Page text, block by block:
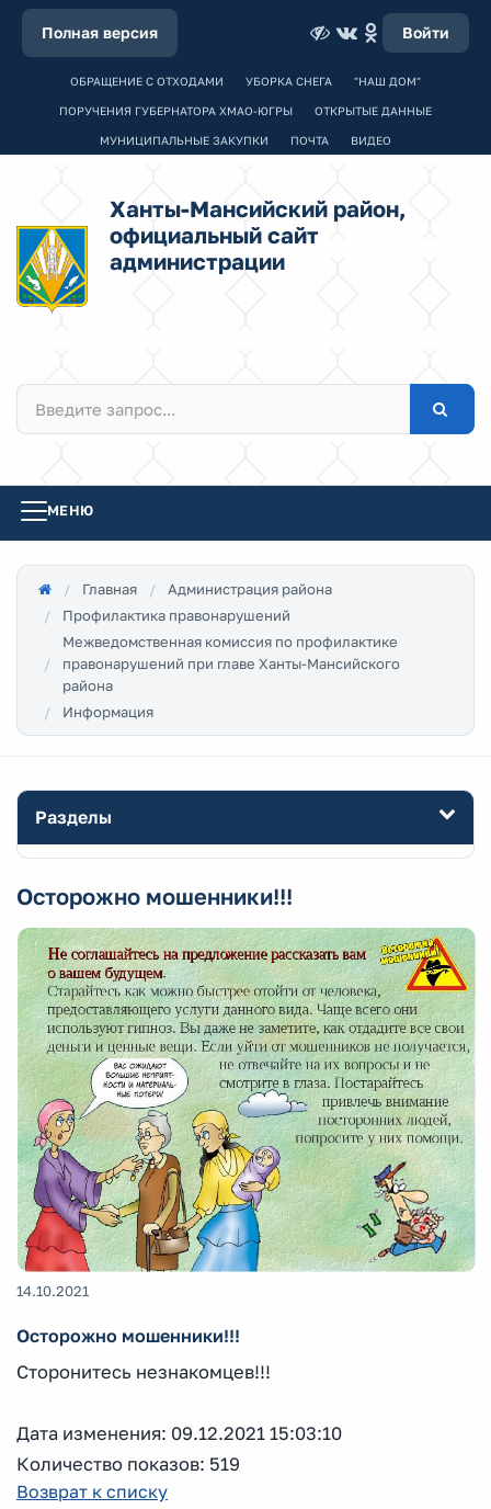
Полная версия Войти
ОБРАЩЕНИЕ С ОТХОДАМИ УБОРКА СНЕГА "НАШ ДОМ"
ПОРУЧЕНИЯ ГУБЕРНАТОРА ХМАО-ЮГРЫ ОТКРЫТЫЕ ДАННЫЕ
МУНИЦИПАЛЬНЫЕ ЗАКУПКИ ПОЧТА ВИДЕО
Ханты-Мансийский район,
официальный сайт
администрации
МЕНЮ
Главная
Администрация района
Профилактика правонарушений
Межведомственная комиссия по профилактике
правонарушений при главе Ханты-Мансийского
района
Информация
Разделы
Осторожно мошенники!!!
14.10.2021
Осторожно мошенники!!!
Сторонитесь незнакомцев!!!
Дата изменения: 09.12.2021 15:03:10
Количество показов: 519
Возврат к списку